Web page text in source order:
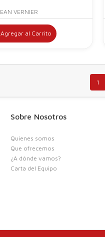
VERNIER
Agregar al Carrito
1
Sobre Nosotros
Quienes somos
Que ofrecemos
¿A dónde vamos?
Carta del Equipo